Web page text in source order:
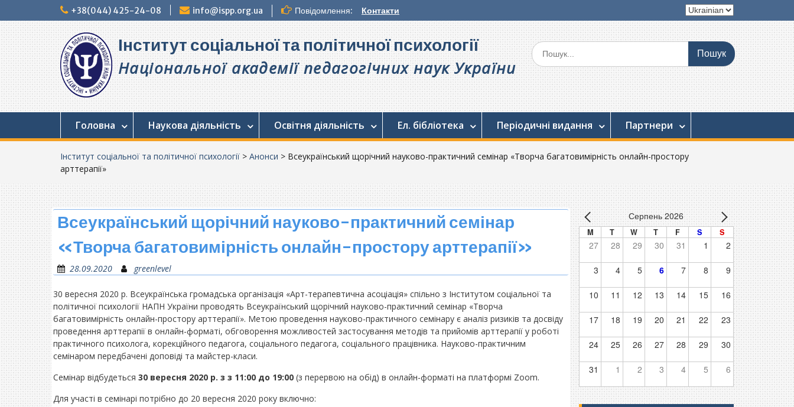
до
+38(044) 425-24-08 info@ispp.org.ua Повідомлення: Контакти
Вибрати
мову
Інститут соціальної та політичної психології
Національної академії педагогічних наук України
Шукати:
Головна Наукова діяльність Освітня діяльність Ел. бібліотека Періодичні видання Партнери
Інститут соціальної та політичної психології > Анонси > Всеукраїнський щорічний науково-практичний семінар «Творча багатовимірність онлайн-простору
арттерапії»
Всеукраїнський щорічний науково-практичний семінар
«Творча багатовимірність онлайн-простору арттерапії»
28.09.2020 greenlevel
30 вересня 2020 р. Всеукраїнська громадська організація «Арт-терапевтична асоціація» спільно з Інститутом соціальної та
політичної психології НАПН України проводять Всеукраїнський щорічний науково-практичний семінар «Творча
багатовимірність онлайн-простору арттерапії». Метою проведення науково-практичного семінару є аналіз ризиків та досвіду
проведення арттерапії в онлайн-форматі, обговорення можливостей застосування методів та прийомів арттерапії у роботі
практичного психолога, корекційного педагога, соціального педагога, соціального працівника. Науково-практичним
семінаром передбачені доповіді та майстер-класи.
Семінар відбудеться 30 вересня 2020 р. з з 11:00 до 19:00 (з перервою на обід) в онлайн-форматі на платформі Zoom.
Для участі в семінарі потрібно до 20 вересня 2020 року включно:
Серпень 2026
M T W T F S S
27 28 29 30 31 1 2
3 4 5 6 7 8 9
10 11 12 13 14 15 16
17 18 19 20 21 22 23
24 25 26 27 28 29 30
31 1 2 3 4 5 6